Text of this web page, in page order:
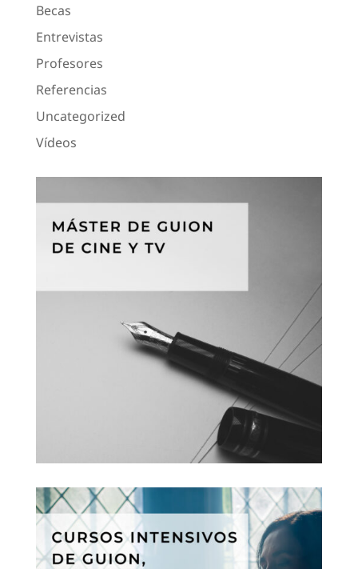
Becas
Entrevistas
Profesores
Referencias
Uncategorized
Vídeos